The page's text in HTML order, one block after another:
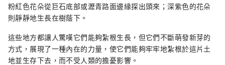
粉紅色花朵從巨石底部或瀝青路面邊緣探出頭來；深紫色的花朵
則靜靜地生長在樹蔭下。
這些地方都讓人驚嘆它們能夠紮根生長，但它們不斷萌發新芽的
方式，展現了一種內在的力量，使它們能夠牢牢地紮根於這片土
地並生存下去，而不受人類的擔憂影響。